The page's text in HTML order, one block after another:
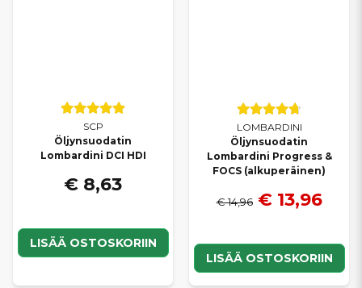
SCP
Öljynsuodatin
Lombardini DCI HDI
€ 8,63
LISÄÄ OSTOSKORIIN
LOMBARDINI
Öljynsuodatin
Lombardini Progress &
FOCS (alkuperäinen)
€ 14,96 € 13,96
LISÄÄ OSTOSKORIIN